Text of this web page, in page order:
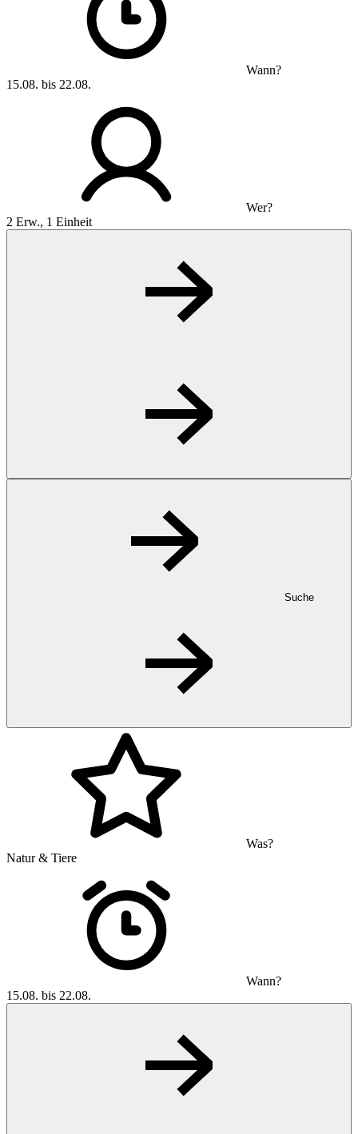
Wann?
15.08. bis 22.08.
Wer?
2 Erw., 1 Einheit
Suche
Was?
Natur & Tiere
Wann?
15.08. bis 22.08.